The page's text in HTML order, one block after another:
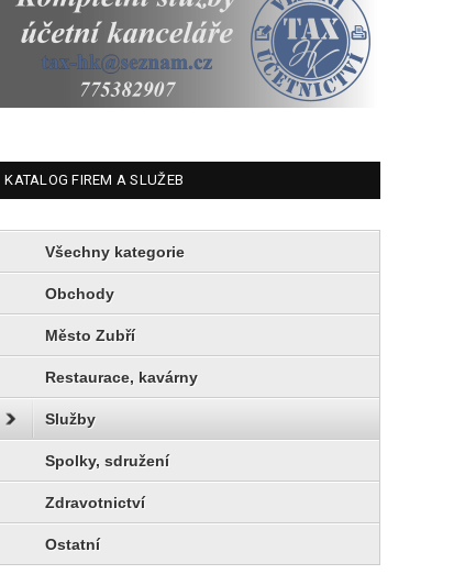
KATALOG FIREM A SLUŽEB
Všechny kategorie
Obchody
Město Zubří
Restaurace, kavárny
Služby
Spolky, sdružení
Zdravotnictví
Ostatní